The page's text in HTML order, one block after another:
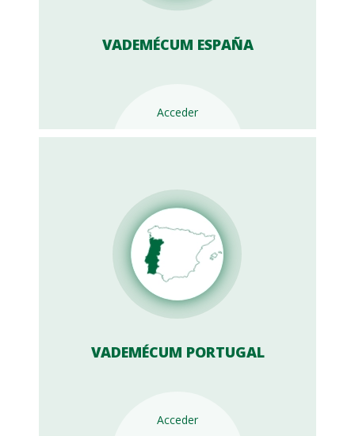
VADEMÉCUM ESPAÑA
Acceder
VADEMÉCUM PORTUGAL
Acceder